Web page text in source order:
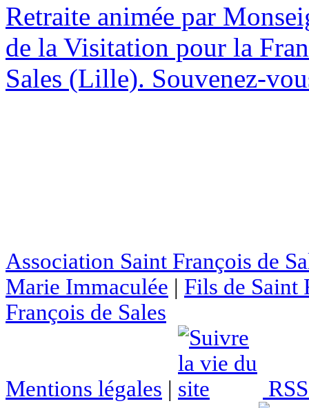
Retraite animée par
de la Visitation pour la
Sales (Lille). Souvenez-
Association Saint François de
Marie Immaculée | Fils de Saint
François de Sales
Mentions légales |